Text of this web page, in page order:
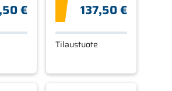
€ 137,50 €
Tilaustuote